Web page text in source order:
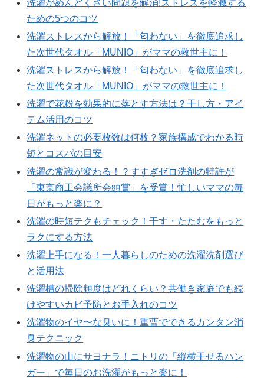
洗濯がめんどくさい問題を解消!ストレスを軽減する
ための5つのコツ
洗濯ストレスから解放！「匂わない」を徹底追求し
た次世代タオル「MUNIO」がママの救世主に！
洗濯ストレスから解放！「匂わない」を徹底追求し
た次世代タオル「MUNIO」がママの救世主に！
洗濯で花粉を効果的に落とす方法は？干し方・アイ
テム活用のコツ
洗濯ネットの必要枚数は何枚？家族構成でわかる時
短とコスパの目安
洗濯の常識が変わる！？すすぎゼロ洗剤の特許が
「東京商工会議所会頭賞」を受賞！忙しいママの毎
日がもっと楽に？
洗濯の時短テクもチェック！干す・たたむをもっと
ラクにする方法
洗濯上手になる！一人暮らしのための洗濯洗剤選び
と活用法
洗濯槽の掃除頻度はどれくらい？共働き家庭でも続
けやすいカビ予防とお手入れのコツ
洗濯物のイヤ〜な臭いに！重曹でできるカンタン消
臭テクニック
洗濯物の山にサヨナラ！ニトリの「縦横干せるハン
ガー」で毎日のお洗濯がもっと楽に！